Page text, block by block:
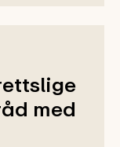
med